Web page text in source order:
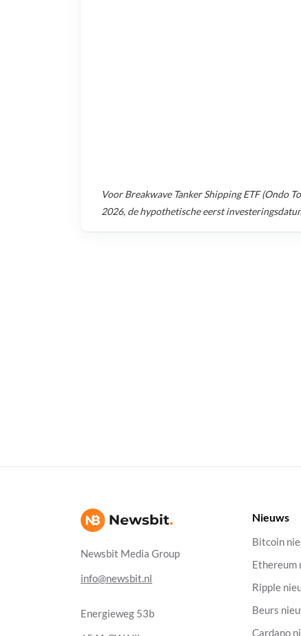
VoorBreakwave Tanker Shipping ETF (Ondo
2026, de hypothetische eerst
Newsbit Media Group
info@newsbit.nl
Energieweg 53b
Nieuws
Bitcoin
Ethereum
Ripple
Beurs
Cardano